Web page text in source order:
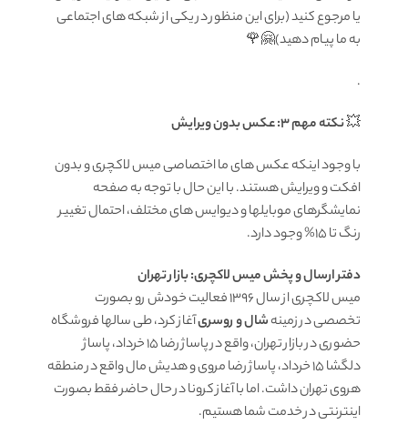
یا مرجوع کنید (برای این منظور در یکی از شبکه های اجتماعی
به ما پیام دهید)🤗🌹
.
💥نکته مهم 3: عکس بدون ویرایش
با وجود اینکه عکس های ما اختصاصی میس لاکچری و بدون
افکت و ویرایش هستند. با این حال با توجه به صفحه
نمایشگرهای موبایلها و دیوایس های مختلف، احتمال تغییر
رنگ تا 15% وجود دارد.
دفتر ارسال و پخش میس لاکچری: بازار تهران
میس لاکچری از سال 1396 فعالیت خودش رو بصورت
تخصصی در زمینهشال و روسریآغاز کرد، طی سالها فروشگاه
حضوری در بازار تهران، واقع در پاساژ رضا 15 خرداد، پاساژ
دلگشا 15 خرداد، پاساژ رضا مروی و هدیش مال واقع در منطقه
هروی تهران داشت. اما با آغاز کرونا در حال حاضر فقط بصورت
اینترنتی در خدمت شما هستیم.